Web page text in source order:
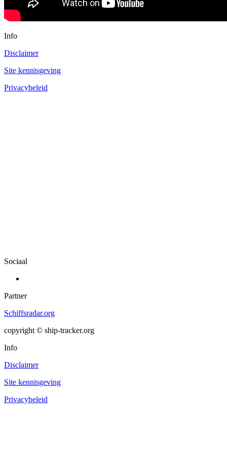
Info
Disclaimer
Site kennisgeving
Privacybeleid
Sociaal
Partner
Schiffsradar.org
copyright © ship-tracker.org
Info
Disclaimer
Site kennisgeving
Privacybeleid